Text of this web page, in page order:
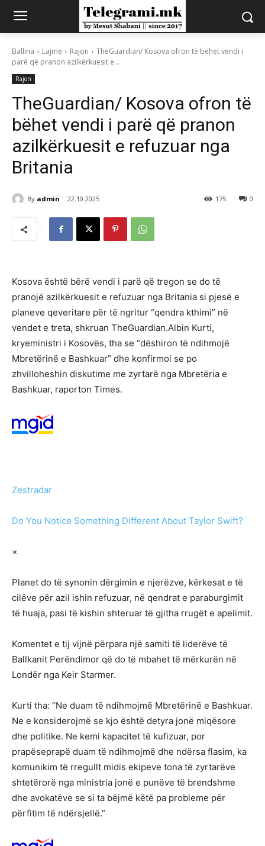
Ballina Lajme Rajon
TheGuardian/ Kosova ofron të bëhet vendi i
parë që pranon azilkërkuesit e...
Rajon
TheGuardian/ Kosova ofron të
bëhet vendi i parë që pranon
azilkërkuesit e refuzuar nga
Britania
By admin 22.10.2025 0
175
Kosova është bërë vendi i parë që tregon se do të
pranojë azilkërkuesit e refuzuar nga Britania si pjesë e
planeve qeveritare për të ngritur “qendra kthimi” në
vendet e treta, shkruan TheGuardian.Albin Kurti,
kryeministri i Kosovës, tha se “dëshiron të ndihmojë
Mbretërinë e Bashkuar” dhe konfirmoi se po
zhvilloheshin diskutime me zyrtarë nga Mbretëria e
Bashkuar, raporton Times.
Zestradar
Do You Notice Something Different About Taylor Swift?
×
Planet do të synonin dërgimin e njerëzve, kërkesat e të
cilëve për azil ishin refuzuar, në qendrat e paraburgimit
të huaja, pasi të kishin shteruar të gjitha rrugët e apelimit.
Komentet e tij vijnë përpara një samiti të liderëve të
Ballkanit Perëndimor që do të mbahet të mërkurën në
Londër nga Keir Starmer.
Kurti tha: “Ne duam të ndihmojmë Mbretërinë e Bashkuar.
Ne e konsiderojmë se kjo është detyra jonë miqësore
dhe politike. Ne kemi kapacitet të kufizuar, por
prapëseprapë duam të ndihmojmë dhe ndërsa flasim, ka
komunikim të rregullt midis ekipeve tona të zyrtarëve
shtetërorë nga ministria jonë e punëve të brendshme
dhe avokatëve se si ta bëjmë këtë pa probleme për
përfitim të ndërsjellë.”